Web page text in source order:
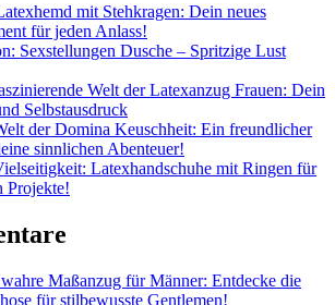
mit Stehkragen: Dein neues
für jeden Anlass!
Sexstellungen Dusche – Spritzige Lust
Welt der Latexanzug Frauen: Dein
Selbstausdruck
der Domina Keuschheit: Ein freundlicher
sinnlichen Abenteuer!
Latexhandschuhe mit Ringen für
Projekte!
Maßanzug für Männer: Entdecke die
für stilbewusste Gentlemen!